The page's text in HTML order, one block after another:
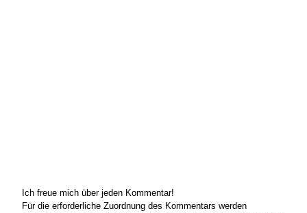
Ich freue mich über jeden Kommentar!
Für die erforderliche Zuordnung des Kommentars werden